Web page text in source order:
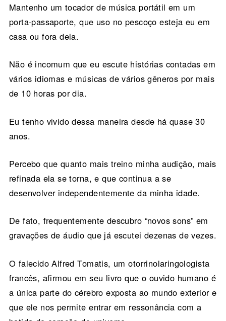
Mantenho um tocador de música portátil em um
porta-passaporte, que uso no pescoço esteja eu em
casa ou fora dela.
Não é incomum que eu escute histórias contadas em
vários idiomas e músicas de vários gêneros por mais
de 10 horas por dia.
Eu tenho vivido dessa maneira desde há quase 30
anos.
Percebo que quanto mais treino minha audição, mais
refinada ela se torna, e que continua a se
desenvolver independentemente da minha idade.
De fato, frequentemente descubro “novos sons” em
gravações de áudio que já escutei dezenas de vezes.
O falecido Alfred Tomatis, um otorrinolaringologista
francês, afirmou em seu livro que o ouvido humano é
a única parte do cérebro exposta ao mundo exterior e
que ele nos permite entrar em ressonância com a